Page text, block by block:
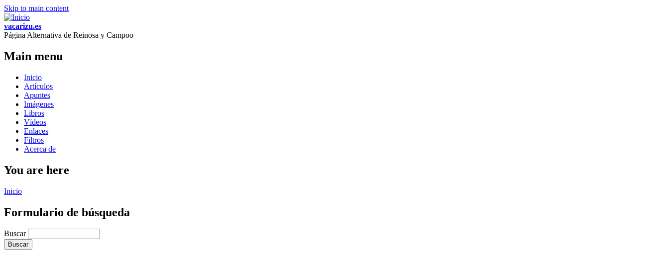
Skip to main content
vacarizu.es
Página Alternativa de Reinosa y Campoo
Main menu
Inicio
Artículos
Apuntes
Imágenes
Libros
Vídeos
Enlaces
Filtros
Acerca de
You are here
Inicio
Formulario de búsqueda
Buscar